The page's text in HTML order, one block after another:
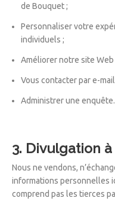
de Bouquet ;
Personnaliser votre
individuels ;
Améliorer notre site Web
Vous contacter par e-mail
Administrer une enquête.
3. Divulgation
Nous ne vendons,
informations personnelles
comprend pas les tierces